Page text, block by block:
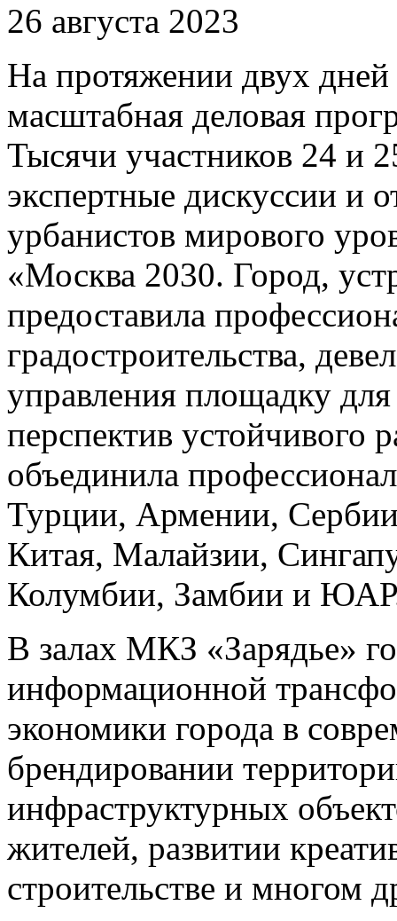
26 августа 2023
На протяжении двух дней
масштабная деловая
Тысячи участников 24 и
экспертные дискуссии и
урбанистов мирового
«Москва 2030. Город,
предоставила
градостроительства,
управления площадку
перспектив
объединила
Турции, Армении,
Китая, Малайзии,
Колумбии, Замбии и
В залах МКЗ «Зарядье»
информационной
экономики города в
брендировании
инфраструктурных
жителей, развитии
строительстве и многом